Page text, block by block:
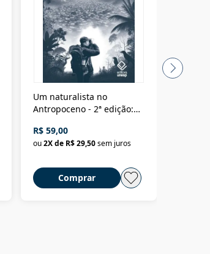
Um naturalista no
Antropoceno - 2ª edição:
selvagem
R$ 59,00
ou2X de R$ 29,50sem juros
Comprar